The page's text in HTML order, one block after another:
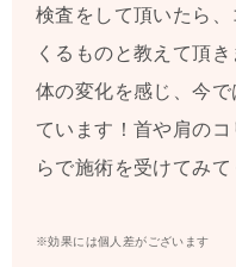
検査をして頂いたら
くるものと教えて頂
体の変化を感じ、今
ています！首や肩の
らで施術を受けてみて
※効果には個人差がございます